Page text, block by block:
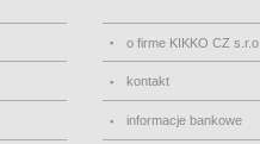
o firme KIKKO CZ s.r.o.
kontakt
informacje bankowe